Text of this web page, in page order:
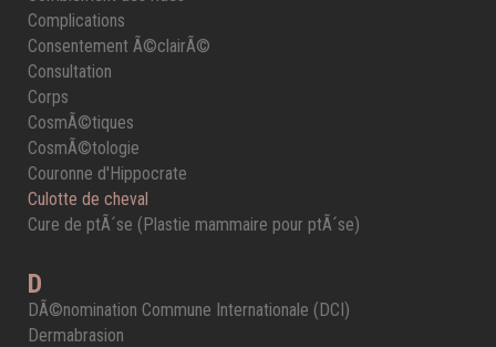
Complications
Consentement Ã©clairÃ©
Consultation
Corps
CosmÃ©tiques
CosmÃ©tologie
Couronne d'Hippocrate
Culotte de cheval
Cure de ptÃ´se (Plastie mammaire pour ptÃ´se)
D
DÃ©nomination Commune Internationale (DCI)
Dermabrasion